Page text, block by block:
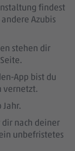
findest
Azubis
stehen dir
App bist du
vernetzt.
Jahr.
nach deiner
unbefristetes